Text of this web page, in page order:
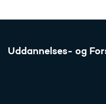
Uddannelses- og